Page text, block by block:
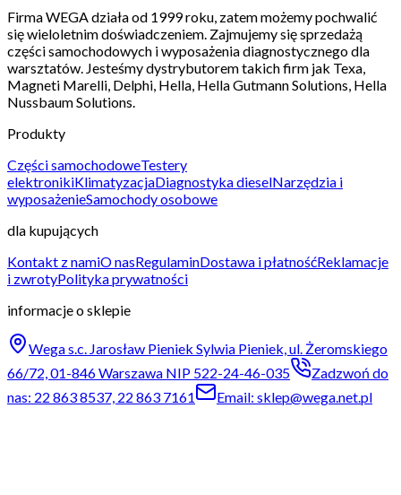
Firma WEGA działa od 1999 roku, zatem możemy pochwalić
się wieloletnim doświadczeniem. Zajmujemy się sprzedażą
części samochodowych i wyposażenia diagnostycznego dla
warsztatów. Jesteśmy dystrybutorem takich firm jak Texa,
Magneti Marelli, Delphi, Hella, Hella Gutmann Solutions, Hella
Nussbaum Solutions.
Produkty
Części samochodoweTestery
elektronikiKlimatyzacjaDiagnostyka dieselNarzędzia i
wyposażenieSamochody osobowe
dla kupujących
Kontakt z namiO nasRegulaminDostawa i płatnośćReklamacje
i zwrotyPolityka prywatności
informacje o sklepie
Wega s.c. Jarosław Pieniek Sylwia Pieniek, ul. Żeromskiego
66/72, 01-846 Warszawa NIP 522-24-46-035
Zadzwoń do
nas: 22 863 8537, 22 863 7161
Email: sklep@wega.net.pl